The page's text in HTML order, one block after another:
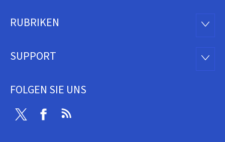
Footer
RUBRIKEN
SUPPORT
FOLGEN SIE UNS
Twitter Facebook